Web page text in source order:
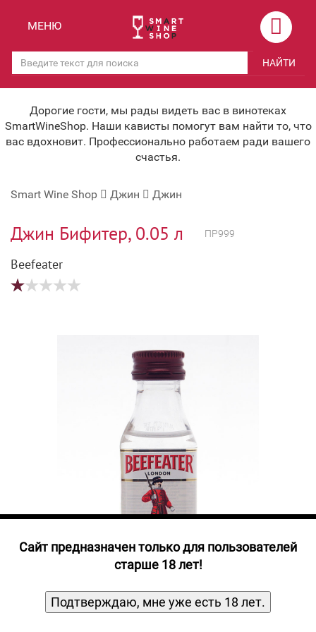
Скидки
Мероприятия
Корпоративным клиентам
Под заказ
Бонусная система
Наша команда
关于我们
Вино крепленое
Вино игристое и Шампанское
Вино безалкогольное
Бренди, Коньяк, Арманьяк
Виски и Бурбон
Пиво и слабоалк. напитки
Ликер
Продукты, Посуда, Аксессуары
МЕНЮ
НАЙТИ
Дорогие гости, мы рады видеть вас в винотеках
SmartWineShop. Наши кависты помогут вам найти то, что
вас вдохновит. Профессионально работаем ради вашего
счастья.
Smart Wine Shop Джин Джин
Джин Бифитер, 0.05 л ПР999
Beefeater
Cайт предназначен только для пользователей
старше 18 лет!
Подтверждаю, мне уже есть 18 лет.